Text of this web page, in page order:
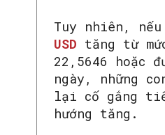
Tuy nhiên, nếu
USD tăng từ
22,5646 hoặc
ngày, những
lại cố gắng
hướng tăng.